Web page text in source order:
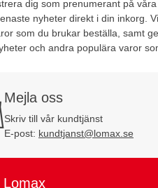
dig som prenumerant på våra
nyheter direkt i din inkorg.
som du brukar beställa, samt
och andra populära varor
Mejla oss
Skriv till vår kundtjänst
E-post: kundtjanst@lomax.se
Lomax